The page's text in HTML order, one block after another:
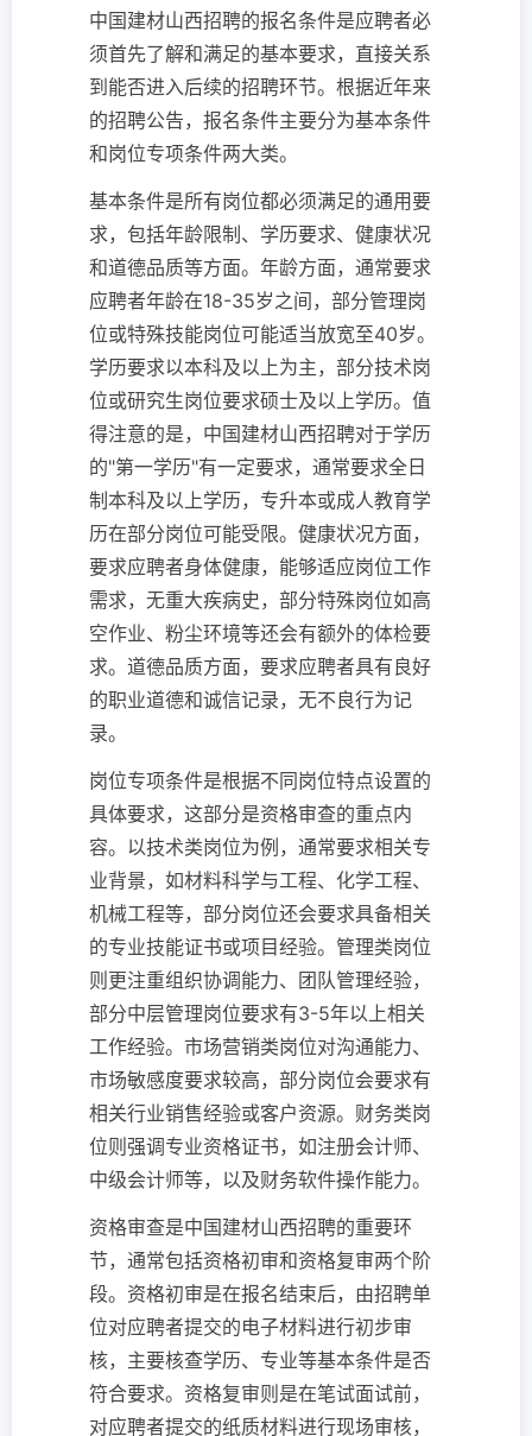
中国建材山西招聘的报名条件是应聘者必
须首先了解和满足的基本要求，直接关系
到能否进入后续的招聘环节。根据近年来
的招聘公告，报名条件主要分为基本条件
和岗位专项条件两大类。
基本条件是所有岗位都必须满足的通用要
求，包括年龄限制、学历要求、健康状况
和道德品质等方面。年龄方面，通常要求
应聘者年龄在18-35岁之间，部分管理岗
位或特殊技能岗位可能适当放宽至40岁。
学历要求以本科及以上为主，部分技术岗
位或研究生岗位要求硕士及以上学历。值
得注意的是，中国建材山西招聘对于学历
的"第一学历"有一定要求，通常要求全日
制本科及以上学历，专升本或成人教育学
历在部分岗位可能受限。健康状况方面，
要求应聘者身体健康，能够适应岗位工作
需求，无重大疾病史，部分特殊岗位如高
空作业、粉尘环境等还会有额外的体检要
求。道德品质方面，要求应聘者具有良好
的职业道德和诚信记录，无不良行为记
录。
岗位专项条件是根据不同岗位特点设置的
具体要求，这部分是资格审查的重点内
容。以技术类岗位为例，通常要求相关专
业背景，如材料科学与工程、化学工程、
机械工程等，部分岗位还会要求具备相关
的专业技能证书或项目经验。管理类岗位
则更注重组织协调能力、团队管理经验，
部分中层管理岗位要求有3-5年以上相关
工作经验。市场营销类岗位对沟通能力、
市场敏感度要求较高，部分岗位会要求有
相关行业销售经验或客户资源。财务类岗
位则强调专业资格证书，如注册会计师、
中级会计师等，以及财务软件操作能力。
资格审查是中国建材山西招聘的重要环
节，通常包括资格初审和资格复审两个阶
段。资格初审是在报名结束后，由招聘单
位对应聘者提交的电子材料进行初步审
核，主要核查学历、专业等基本条件是否
符合要求。资格复审则是在笔试面试前，
对应聘者提交的纸质材料进行现场审核，